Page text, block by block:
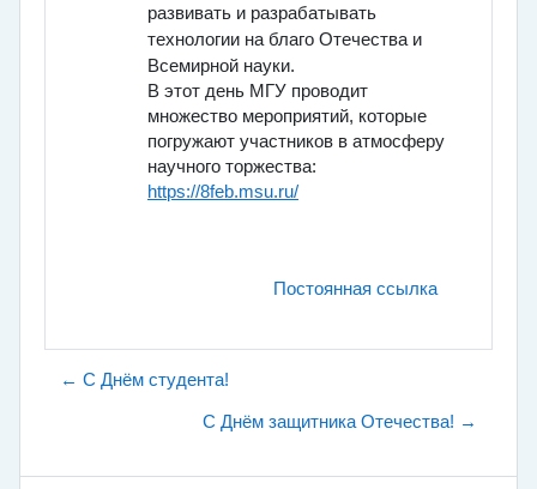
развивать и разрабатывать
технологии на благо Отечества и
Всемирной науки.
В этот день МГУ проводит
множество мероприятий, которые
погружают участников в атмосферу
научного торжества:
https://8feb.msu.ru/
Постоянная ссылка
← С Днём студента!
С Днём защитника Отечества! →